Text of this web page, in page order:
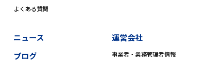
よくある質問
ニュース
ブログ
運営会社
事業者・業務管理者情報